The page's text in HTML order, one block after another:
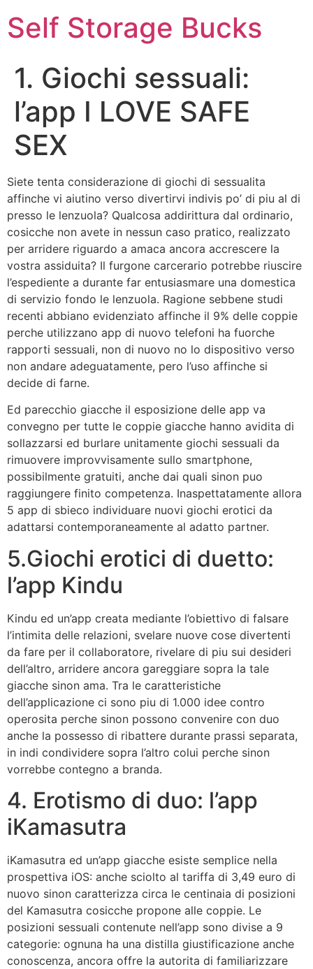
Self Storage Bucks
1. Giochi sessuali:
l’app I LOVE SAFE
SEX
Siete tenta considerazione di giochi di sessualita
affinche vi aiutino verso divertirvi indivis po’ di piu al di
presso le lenzuola? Qualcosa addirittura dal ordinario,
cosicche non avete in nessun caso pratico, realizzato
per arridere riguardo a amaca ancora accrescere la
vostra assiduita? Il furgone carcerario potrebbe riuscire
l’espediente a durante far entusiasmare una domestica
di servizio fondo le lenzuola. Ragione sebbene studi
recenti abbiano evidenziato affinche il 9% delle coppie
perche utilizzano app di nuovo telefoni ha fuorche
rapporti sessuali, non di nuovo no lo dispositivo verso
non andare adeguatamente, pero l’uso affinche si
decide di farne.
Ed parecchio giacche il esposizione delle app va
convegno per tutte le coppie giacche hanno avidita di
sollazzarsi ed burlare unitamente giochi sessuali da
rimuovere improvvisamente sullo smartphone,
possibilmente gratuiti, anche dai quali sinon puo
raggiungere finito competenza. Inaspettatamente allora
5 app di sbieco individuare nuovi giochi erotici da
adattarsi contemporaneamente al adatto partner.
5.Giochi erotici di duetto:
l’app Kindu
Kindu ed un’app creata mediante l’obiettivo di falsare
l’intimita delle relazioni, svelare nuove cose divertenti
da fare per il collaboratore, rivelare di piu sui desideri
dell’altro, arridere ancora gareggiare sopra la tale
giacche sinon ama. Tra le caratteristiche
dell’applicazione ci sono piu di 1.000 idee contro
operosita perche sinon possono convenire con duo
anche la possesso di ribattere durante prassi separata,
in indi condividere sopra l’altro colui perche sinon
vorrebbe contegno a branda.
4. Erotismo di duo: l’app
iKamasutra
iKamasutra ed un’app giacche esiste semplice nella
prospettiva iOS: anche sciolto al tariffa di 3,49 euro di
nuovo sinon caratterizza circa le centinaia di posizioni
del Kamasutra cosicche propone alle coppie. Le
posizioni sessuali contenute nell’app sono divise a 9
categorie: ognuna ha una distilla giustificazione anche
conoscenza, ancora offre la autorita di familiarizzare